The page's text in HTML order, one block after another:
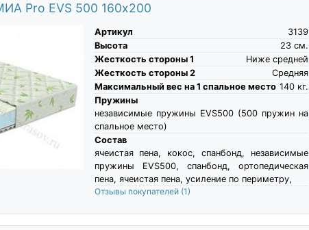
Pro EVS 500 160х200
Артикул
3139
Высота
см.
23
Жесткость стороны 1
Ниже средней
Жесткость стороны 2
Средняя
Максимальный вес на 1 спальное место
кг.
140
Пружины
независимые пружины EVS500 (500 пружин на
спальное место)
Состав
ячеистая пена, кокос, спанбонд, независимые
пружины EVS500, спанбонд, ортопедическая
пена, ячеистая пена, усиление по периметру,
Отзывы покупателей (1)